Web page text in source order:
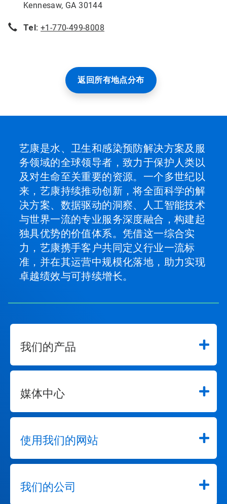
Kennesaw, GA 30144
Tel: +1-770-499-8008
返回所有地点分布
艺康是水、卫生和感染预防解决方案及服
务领域的全球领导者，致力于保护人类以
及对生命至关重要的资源。一个多世纪以
来，艺康持续推动创新，将全面科学的解
决方案、数据驱动的洞察、人工智能技术
与世界一流的专业服务深度融合，构建起
独具优势的价值体系。凭借这一综合实
力，艺康携手客户共同定义行业一流标
准，并在其运营中规模化落地，助力实现
卓越绩效与可持续增长。
我们的产品
媒体中心
使用我们的网站
我们的公司